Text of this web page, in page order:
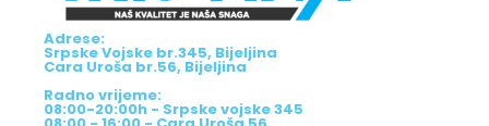
Adrese:
Srpske Vojske br.345, Bijeljina
Cara Uroša br.56, Bijeljina
Radno vrijeme:
08:00-20:00h - Srpske vojske 345